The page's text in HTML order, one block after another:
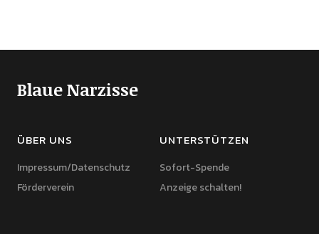
Blaue Narzisse
ÜBER UNS
Impressum/Datenschutz
Förderverein
UNTERSTÜTZEN
Sofort-Spende
Anzeige schalten!